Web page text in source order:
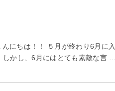
にちは！！ ５月が終わり6月
かし、6月にはとても素敵な言 …